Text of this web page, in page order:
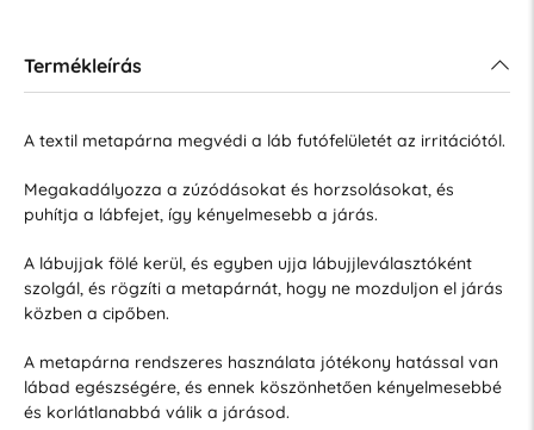
Termékleírás
A textil metapárna megvédi a láb futófelületét az irritációtól.
Megakadályozza a zúzódásokat és horzsolásokat, és
puhítja a lábfejet, így kényelmesebb a járás.
A lábujjak fölé kerül, és egyben ujja lábujjleválasztóként
szolgál, és rögzíti a metapárnát, hogy ne mozduljon el járás
közben a cipőben.
A metapárna rendszeres használata jótékony hatással van
lábad egészségére, és ennek köszönhetően kényelmesebbé
és korlátlanabbá válik a járásod.